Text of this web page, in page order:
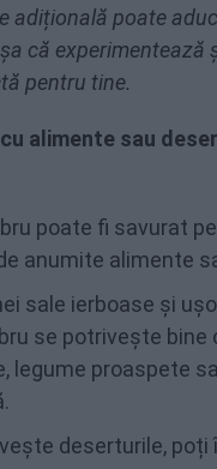
adițională poate
că experimentează
pentru tine.
alimente sau
poate fi savurat
anumite alimente
sale ierboase și
se potrivește bine
legume proaspete
deserturile, poți